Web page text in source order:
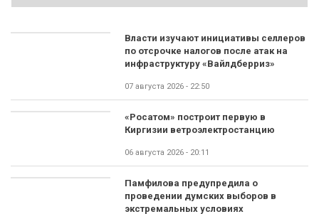
Власти изучают инициативы селлеров
по отсрочке налогов после атак на
инфраструктуру «Вайлдберриз»
07 августа 2026 - 22:50
«Росатом» построит первую в
Киргизии ветроэлектростанцию
06 августа 2026 - 20:11
Памфилова предупредила о
проведении думских выборов в
экстремальных условиях